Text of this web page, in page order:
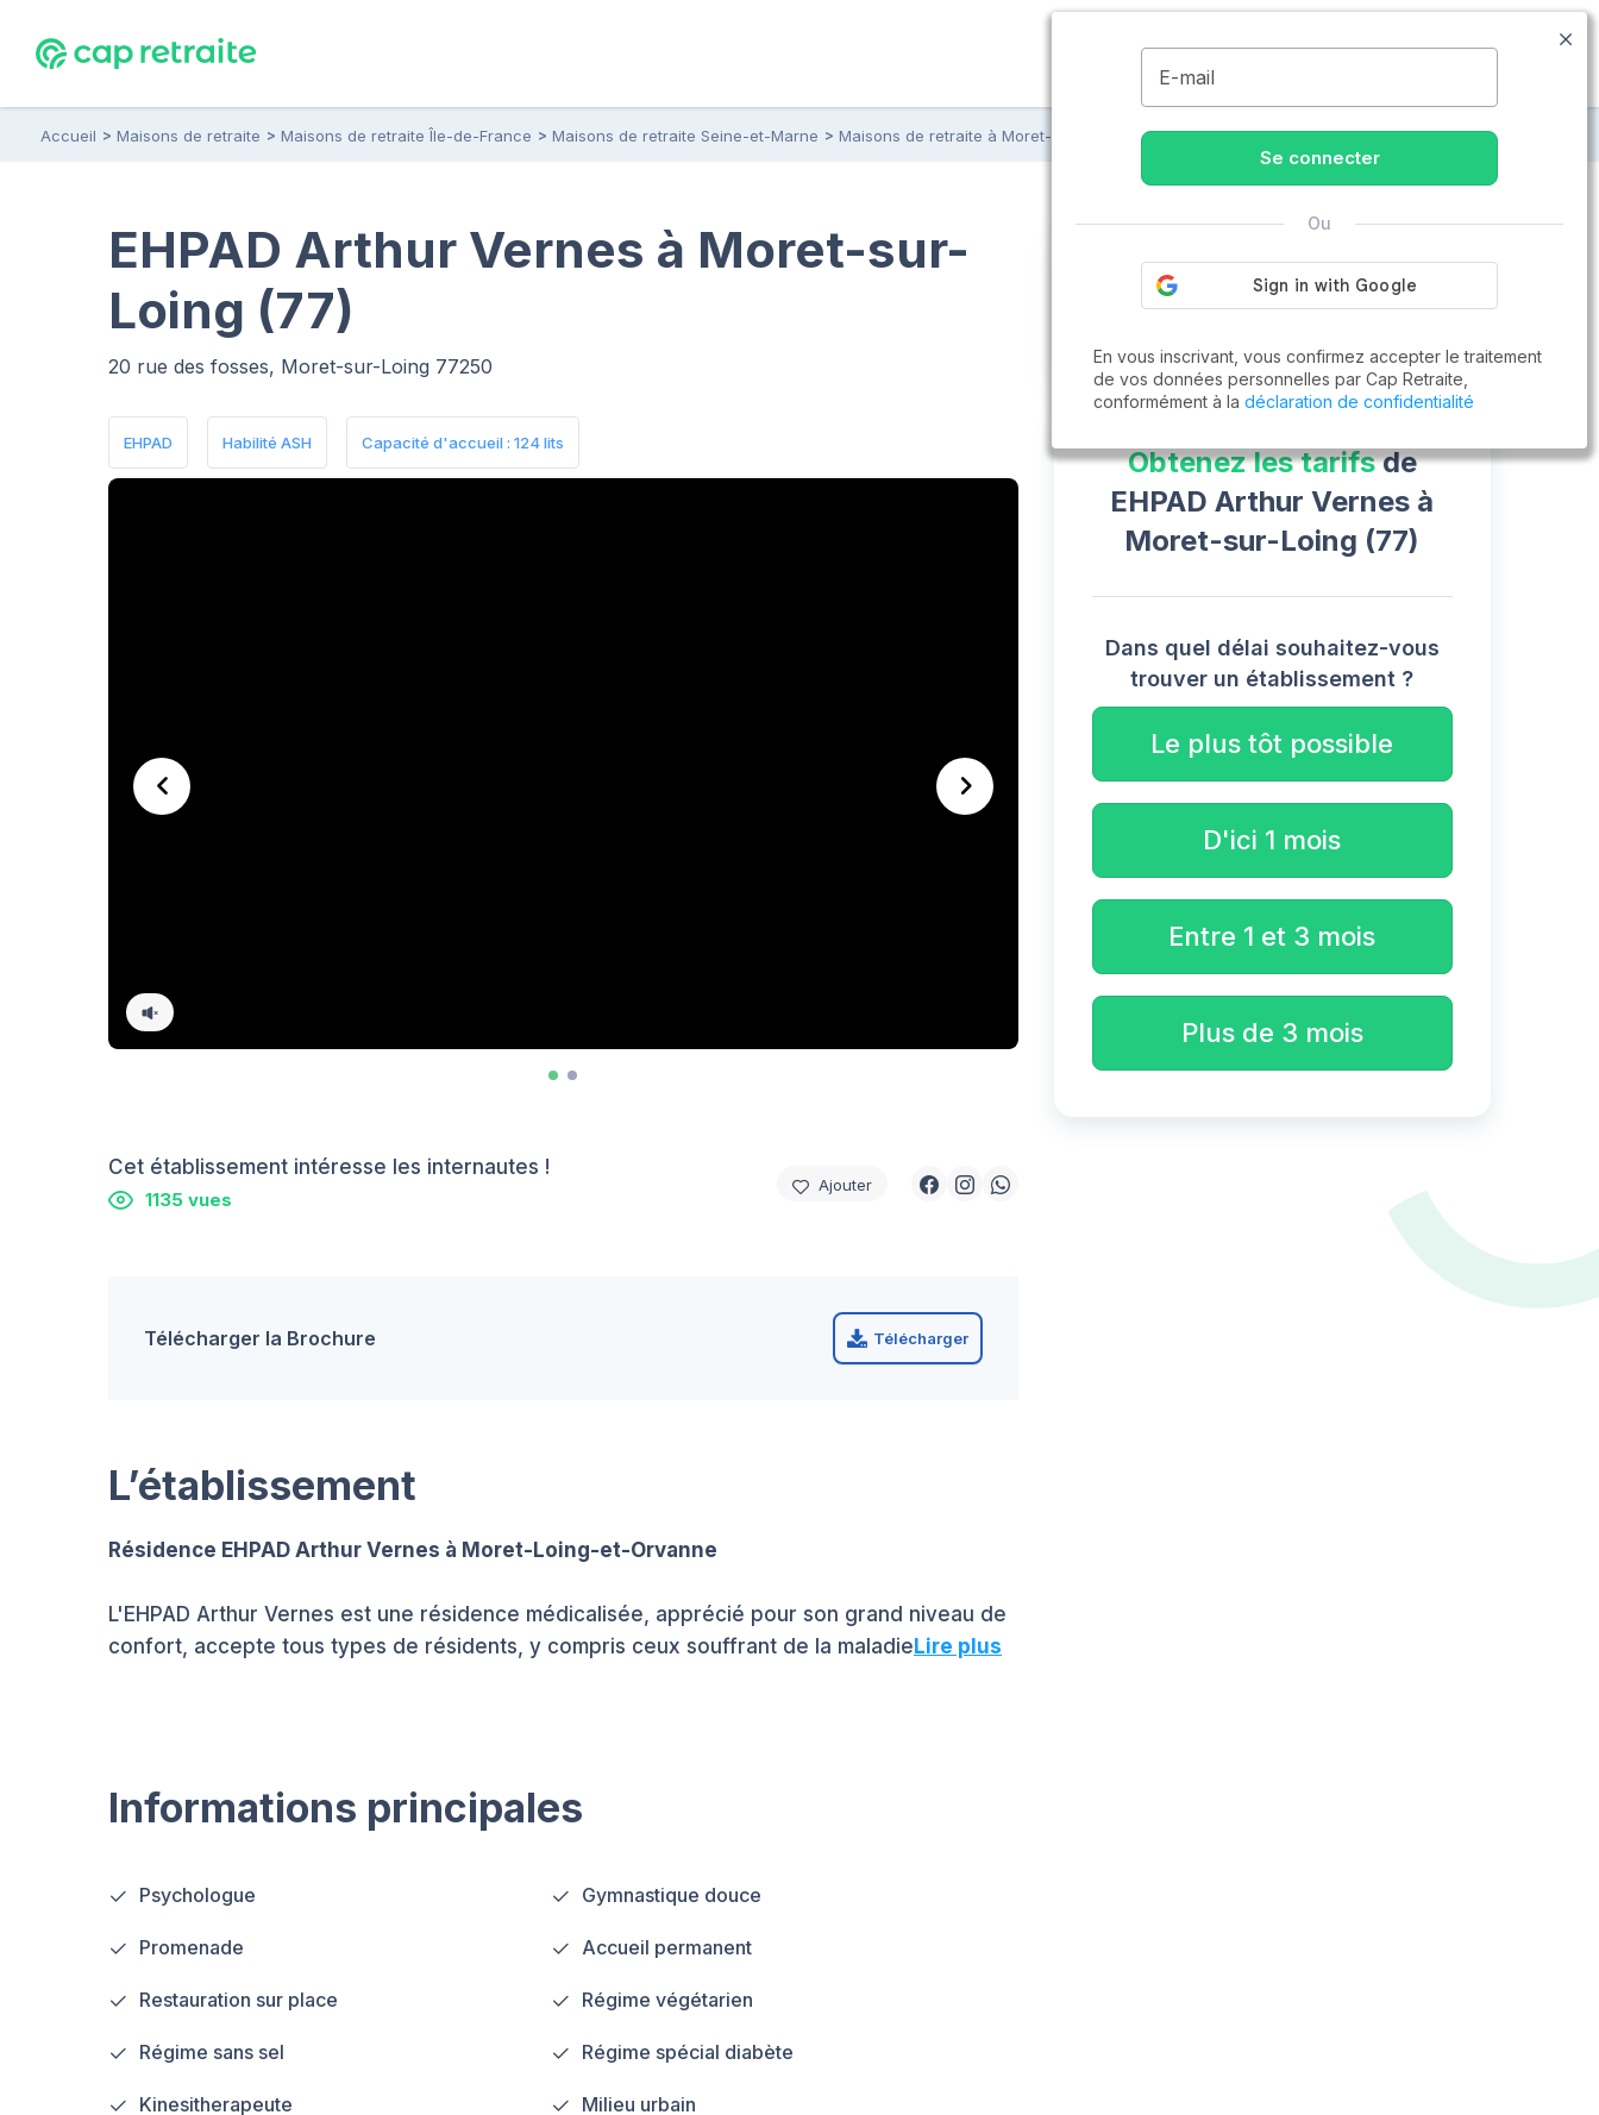
01.86.65.51.00
Accueil Maisons de retraite Maisons de retraite Île-de-France Maisons de retraite Seine-et-Marne Maisons de retraite à Moret-sur-Loing EHPAD Arthur Vernes
Cet établissement intéresse les internautes !
1135 vues
Ajouter
Télécharger la Brochure Télécharger
EHPAD Arthur Vernes à Moret-sur-
Loing (77)
20 rue des fosses, Moret-sur-Loing 77250
EHPAD Habilité ASH Capacité d'accueil : 124 lits
L’établissement
Résidence EHPAD Arthur Vernes à Moret-Loing-et-Orvanne
L'EHPAD Arthur Vernes est une résidence médicalisée, apprécié pour son grand niveau de
confort, accepte tous types de résidents, y compris ceux souffrant de la maladieLire plus
Informations principales
Psychologue Gymnastique douce
Promenade Accueil permanent
Restauration sur place Régime végétarien
Régime sans sel Régime spécial diabète
Kinesitherapeute Milieu urbain
Cap Retraite vous aide à trouver un emploi
Obtenez les tarifsde
EHPAD Arthur Vernes à
Moret-sur-Loing (77)
Dans quel délai souhaitez-vous
trouver un établissement ?
Le plus tôt possible
D'ici 1 mois
Entre 1 et 3 mois
Plus de 3 mois
E-mail
Se connecter
Ou
En vous inscrivant, vous confirmez accepter le traitement
de vos données personnelles par Cap Retraite,
conformément à la déclaration de confidentialité